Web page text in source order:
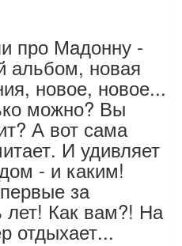
про Мадонну -
альбом, новая
новое, новое...
можно? Вы
А вот сама
И удивляет
- и каким!
за
лет! Как вам?! На
отдыхает...